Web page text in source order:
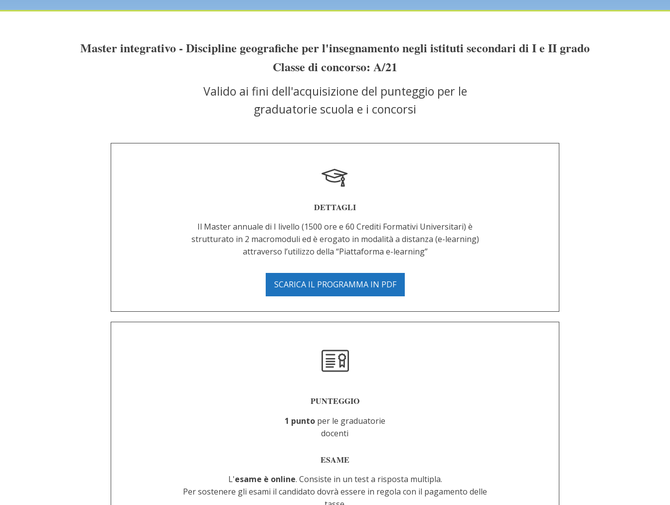
geografiche
Master integrativo - Discipline geografiche per l'insegnamento negli istituti secondari di I e II grado
Classe di concorso: A/21
Valido ai fini dell'acquisizione del punteggio per le
graduatorie scuola e i concorsi
DETTAGLI
Il Master annuale di I livello (1500 ore e 60 Crediti Formativi Universitari) è
strutturato in 2 macromoduli ed è erogato in modalità a distanza (e-learning)
attraverso l’utilizzo della “Piattaforma e-learning”
SCARICA IL PROGRAMMA IN PDF
PUNTEGGIO
1 punto per le graduatorie
docenti
ESAME
L'esame è online. Consiste in un test a risposta multipla.
Per sostenere gli esami il candidato dovrà essere in regola con il pagamento delle